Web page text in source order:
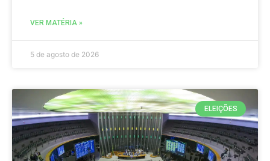
VER MATÉRIA »
5 de agosto de 2026
ELEIÇÕES